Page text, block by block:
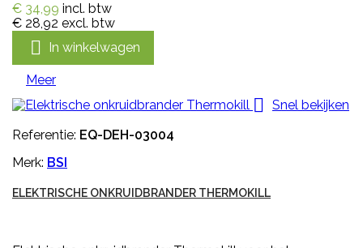
€ 34,99 incl. btw
€ 28,92 excl. btw
 In winkelwagen
Meer

Snel bekijken
Referentie: EQ-DEH-03004
Merk: BSI
ELEKTRISCHE ONKRUIDBRANDER THERMOKILL